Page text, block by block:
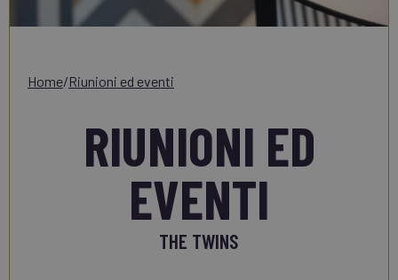
home/ riunioni ed eventi
RIUNIONI ED
EVENTI
THE TWINS